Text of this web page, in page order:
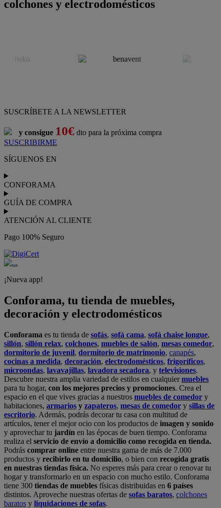
colchones y electrodomésticos
SUSCRÍBETE A LA NEWSLETTER
y consigue 10€ dto para la próxima compra
SUSCRIBIRME
SÍGUENOS EN
CONFORAMA
GUÍA DE COMPRA
ATENCIÓN AL CLIENTE
Pago 100% Seguro
¡Nueva app!
Conforama, tu tienda de muebles,
decoración y electrodomésticos
Conforama es tu tienda de sofás, sofá cama, sofá chaise longue,
sillón, sillón relax, colchones, muebles de salón, mesas comedor,
dormitorio de juvenil, dormitorio de matrimonio, canapés,
cocinas a medida, decoración, electrodomésticos, frigoríficos,
microondas, lavavajillas, lavadora secadora, y televisiones.
Descubre nuestra amplia variedad de estilos en cualquiermuebles
para tu hogar, con los mejores precios y promociones. Crea el
espacio en el que vives gracias a nuestros muebles de comedor y
habitaciones, armarios y zapateros, mesas de comedor y sillas de
escritorio. Además, podrás decorar tu casa con multitud de
artículos, tener el mejor ocio con los productos de imagen y sonido
y aprovechar tu jardín en las épocas de buen tiempo. Conforama
realiza el servicio de envío a domicilio como recogida en tienda.
Podrás comprar online entre nuestra gama de más de 7.000
productos y recibirlo en tu domicilio, o bien con recogida gratis
en nuestras tiendas física. No esperes más para crear o renovar tu
hogar y transformarlo en un espacio con mucho estilo. Conforama
tiene 300 tiendas de muebles físicas distribuidas en 6 países
distintos. Aproveche nuestras ofertas de sofas baratos, colchones
baratos y liquidaciones de sofas.